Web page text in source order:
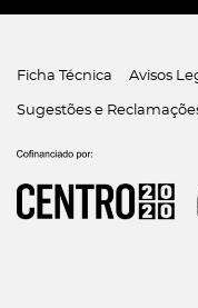
Ficha Técnica Avisos
Sugestões e